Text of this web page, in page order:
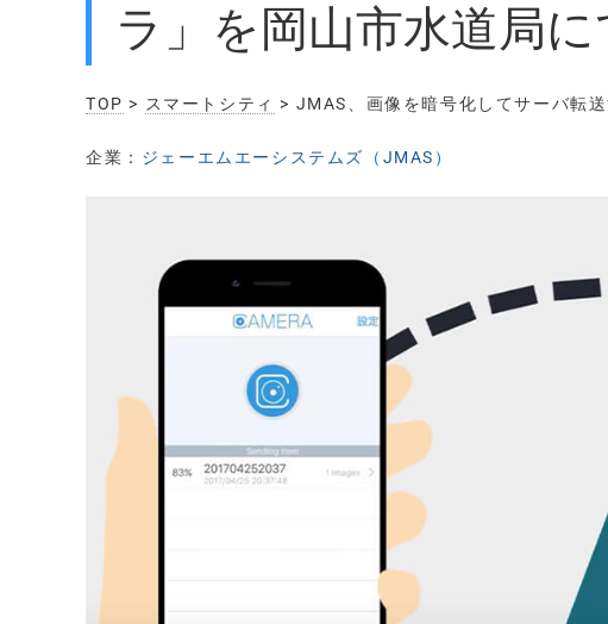
ラ」を岡山市水道局
TOP > スマートシティ > JMAS、画像を暗号化してサーバ転
企業： ジェーエムエーシステムズ（JMAS）